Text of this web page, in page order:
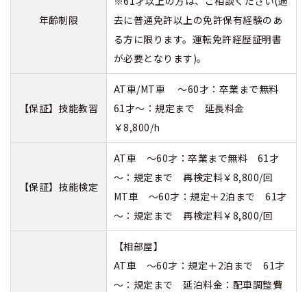
年齢制限
去に普通免許以上の免許保有経験のあ
る方に限ります。運転免許経歴証明書
が必要となります)。
【保証】技能教習
AT車/MT車 ～60才：卒業まで無料
61才～：規定まで 延長料金
￥8,800/h
【保証】技能検定
AT車 ～60才：卒業まで無料 61才
～：規定まで 再検定料￥8,800/回
MT車 ～60才：規定＋2泊まで 61才
～：規定まで 再検定料￥8,800/回
【相部屋】
AT車 ～60才：規定＋2泊まで 61才
～：規定まで 延泊料金：配車調整費